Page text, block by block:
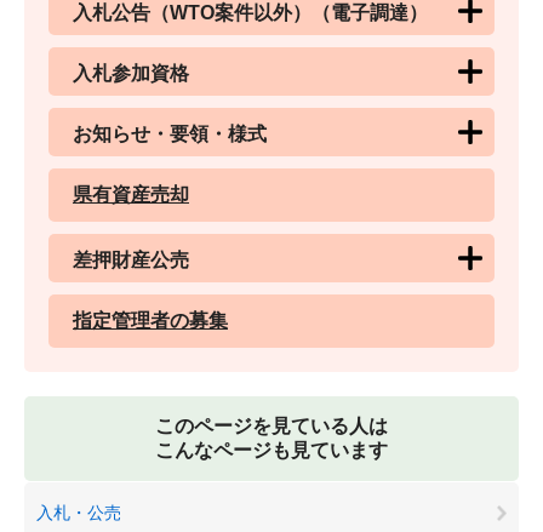
入札公告（WTO案件以外）（電子調達）
入札参加資格
お知らせ・要領・様式
県有資産売却
差押財産公売
指定管理者の募集
このページを見ている人は
こんなページも見ています
入札・公売